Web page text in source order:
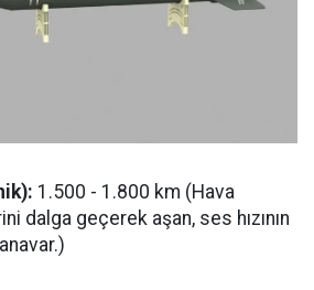
1.500 - 1.800 km (Hava
dalga geçerek aşan, ses hızının